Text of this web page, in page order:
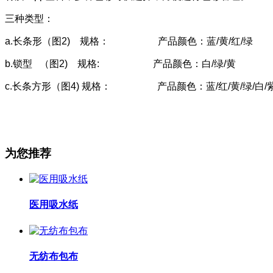
三种类型：
a.长条形（图2) 规格： 产品颜色：蓝/黄/红/绿
b.锁型 （图2) 规格: 产品颜色：白/绿/黄
c.长条方形（图4) 规格： 产品颜色：蓝/红/黄/绿/白/紫/
为您推荐
医用吸水纸
无纺布包布